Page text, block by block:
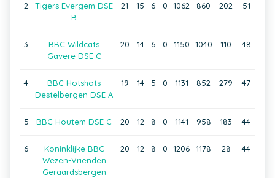
2
Tigers Evergem DSE
B
21 15 6 0 1062 860 202 51
3
BBC Wildcats
Gavere DSE C
20 14 6 0 1150 1040 110 48
4
BBC Hotshots
Destelbergen DSE A
19 14 5 0 1131 852 279 47
5 BBC Houtem DSE C 20 12 8 0 1141 958 183 44
6
Koninklijke BBC
Wezen-Vrienden
Geraardsbergen
20 12 8 0 1206 1178 28 44